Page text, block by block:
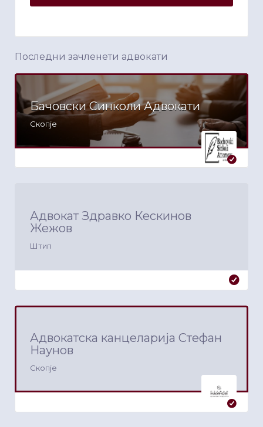
Последни зачленети адвокати
Бачовски Синколи Адвокати
Скопје
Адвокат Здравко Кескинов
Жежов
Штип
Адвокатска канцеларија Стефан
Наунов
Скопје